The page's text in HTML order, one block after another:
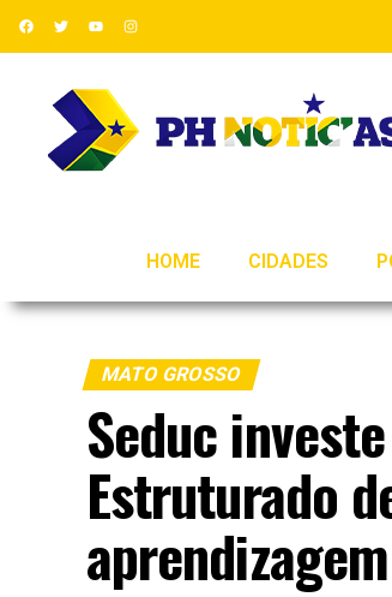
HOME CIDADES
MATO GROSSO
Seduc
Estruturado